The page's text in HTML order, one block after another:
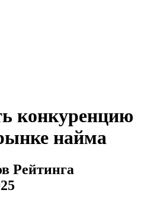
конкуренцию
найма
Рейтинга